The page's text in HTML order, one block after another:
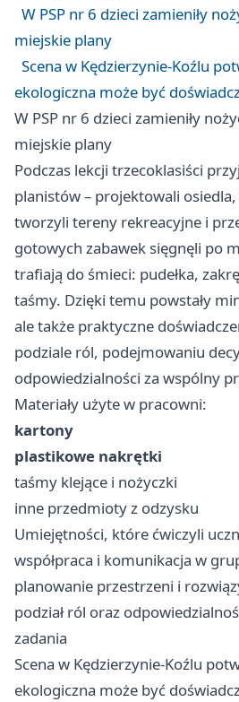
W PSP nr 6 dzieci zamieniły
miejskie plany
Scena w Kędzierzynie-Koźlu
ekologiczna może być
W PSP nr 6 dzieci zamieniły
miejskie plany
Podczas lekcji trzecoklasiści
planistów – projektowali
tworzyli tereny rekreacyjne i
gotowych zabawek sięgnęli po
trafiają do śmieci: pudełka,
taśmy. Dzięki temu powstały
ale także praktyczne
podziale ról, podejmowaniu
odpowiedzialności za wspólny
Materiały użyte w pracowni:
kartony
plastikowe nakrętki
taśmy klejące i nożyczki
inne przedmioty z odzysku
Umiejętności, które ćwiczyli
współpraca i komunikacja w
planowanie przestrzeni i
podział ról oraz
zadania
Scena w Kędzierzynie-Koźlu
ekologiczna może być